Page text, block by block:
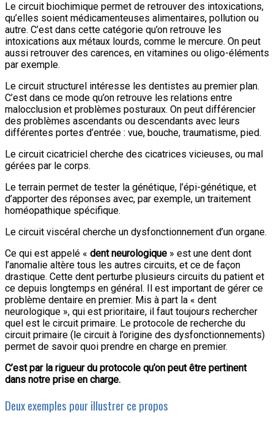
Le circuit biochimique permet de retrouver des intoxications,
qu’elles soient médicamenteuses alimentaires, pollution ou
autre. C’est dans cette catégorie qu’on retrouve les
intoxications aux métaux lourds, comme le mercure. On peut
aussi retrouver des carences, en vitamines ou oligo-éléments
par exemple.
Le circuit structurel intéresse les dentistes au premier plan.
C’est dans ce mode qu’on retrouve les relations entre
malocclusion et problèmes posturaux. On peut différencier
des problèmes ascendants ou descendants avec leurs
différentes portes d’entrée : vue, bouche, traumatisme, pied.
Le circuit cicatriciel cherche des cicatrices vicieuses, ou mal
gérées par le corps.
Le terrain permet de tester la génétique, l’épi-génétique, et
d’apporter des réponses avec, par exemple, un traitement
homéopathique spécifique.
Le circuit viscéral cherche un dysfonctionnement d’un organe.
Ce qui est appelé « dent neurologique » est une dent dont
l’anomalie altère tous les autres circuits, et ce de façon
drastique. Cette dent perturbe plusieurs circuits du patient et
ce depuis longtemps en général. Il est important de gérer ce
problème dentaire en premier. Mis à part la « dent
neurologique », qui est prioritaire, il faut toujours rechercher
quel est le circuit primaire. Le protocole de recherche du
circuit primaire (le circuit à l’origine des dysfonctionnements)
permet de savoir quoi prendre en charge en premier.
C’est par la rigueur du protocole qu’on peut être pertinent
dans notre prise en charge.
Deux exemples pour illustrer ce propos